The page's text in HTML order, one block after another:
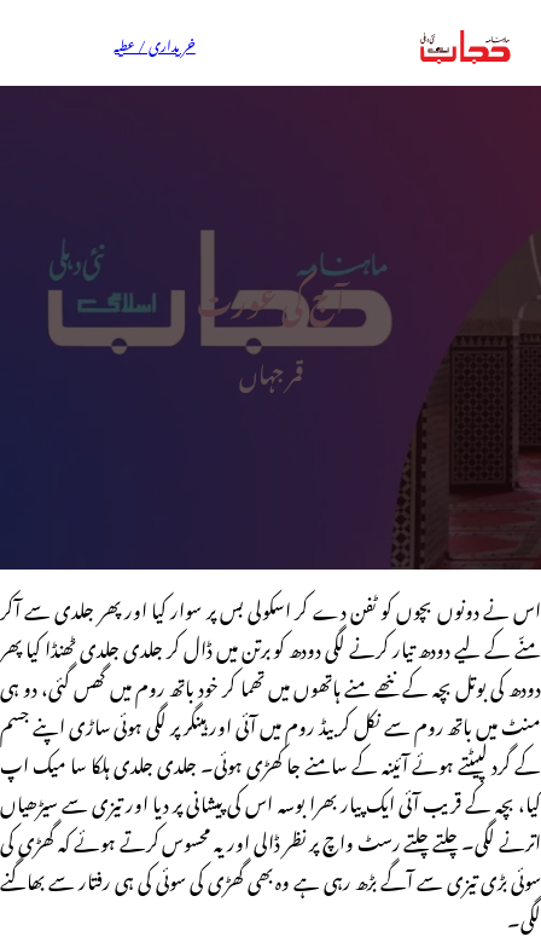
خریداری / عطیہ
آج کی عورت
قمر جہاں
اس نے دونوں بچوں کو ٹفن دے کر اسکولی بس پر سوار کیا اور پھر جلدی سے آکر
منّے کے لیے دودھ تیار کرنے لگی دودھ کو برتن میں ڈال کر جلدی جلدی ٹھنڈا کیا پھر
دودھ کی بوتل بچہ کے ننھے منے ہاتھوں میں تھما کر خود باتھ روم میں گھس گئی، دو ہی
منٹ میں باتھ روم سے نکل کر بیڈ روم میں آئی اور ہینگر پر لگی ہوئی ساڑی اپنے جسم
کے گرد لپیٹتے ہوئے آئینہ کے سامنے جا کھڑی ہوئی۔ جلدی جلدی ہلکا سا میک اپ
کیا، بچہ کے قریب آئی ایک پیار بھرا بوسہ اس کی پیشانی پر دیا اور تیزی سے سیڑھیاں
اترنے لگی۔ چلتے چلتے رسٹ واچ پر نظر ڈالی اور یہ محسوس کرتے ہوئے کہ گھڑی کی
سوئی بڑی تیزی سے آگے بڑھ رہی ہے وہ بھی گھڑی کی سوئی کی ہی رفتار سے بھاگنے
لگی۔